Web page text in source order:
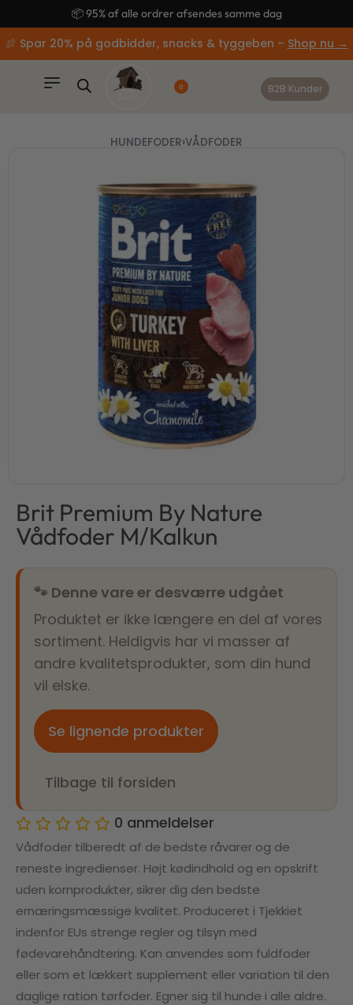
🚚 Gratis fragt ved køb over 499,-
🍖 Spar 20% på godbidder, snacks & tyggeben – Shop nu →
0 B2B Kunder
HUNDEFODER›VÅDFODER
Brit Premium By Nature
Vådfoder M/Kalkun
🐾 Denne vare er desværre udgået
Produktet er ikke længere en del af vores
sortiment. Heldigvis har vi masser af
andre kvalitetsprodukter, som din hund
vil elske.
Se lignende produkter
Tilbage til forsiden
0 anmeldelser
Vådfoder tilberedt af de bedste råvarer og de
reneste ingredienser. Højt kødindhold og en opskrift
uden kornprodukter, sikrer dig den bedste
ernæringsmæssige kvalitet. Produceret i Tjekkiet
indenfor EUs strenge regler og tilsyn med
fødevarehåndtering. Kan anvendes som fuldfoder
eller som et lækkert supplement eller variation til den
daglige ration tørfoder. Egner sig til hunde i alle aldre.